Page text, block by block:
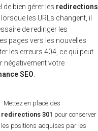
de bien gérer les redirections
les URLs changent, il
de rediriger les
pages vers les nouvelles
les erreurs 404, ce qui peut
négativement votre
SEO
Mettez en place des
redirections 301 pour conserver
les positions acquises par les